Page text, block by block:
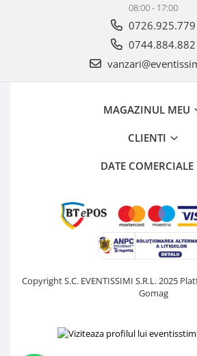
08:00 - 17:00
0726.925.779
0744.884.882
MAGAZINUL MEU
CLIENTI
DATE COMERCIALE
Copyright S.C. EVENTISSIMI S.R.L. 2025
Gomag